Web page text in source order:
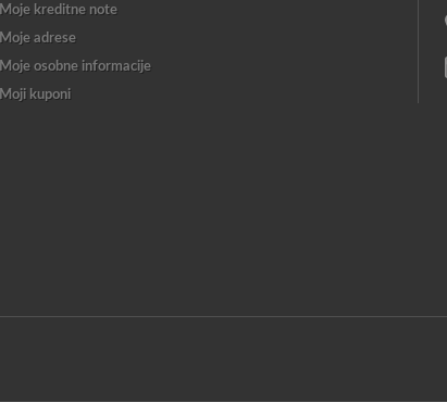
Moje kreditne note
Moje adrese
Moje osobne informacije
Moji kuponi